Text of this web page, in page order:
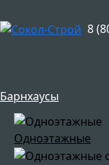
8
Барнхаусы
Одноэтажные